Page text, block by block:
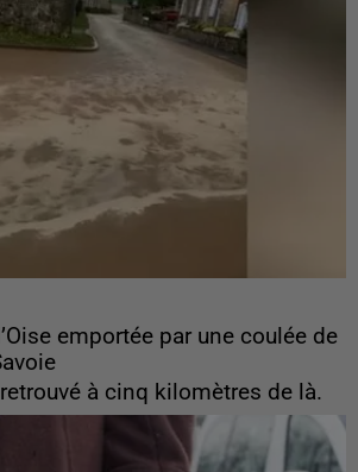
emportée par une coulée de
à cinq kilomètres de là.